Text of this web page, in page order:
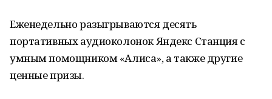
Еженедельно разыгрываются десять
портативных аудиоколонок Яндекс Станция с
умным помощником «Алиса», а также другие
ценные призы.